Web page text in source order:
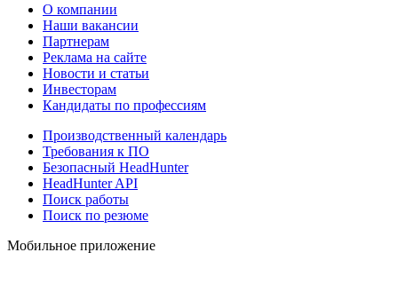
О компании
Наши вакансии
Партнерам
Реклама на сайте
Новости и статьи
Инвесторам
Кандидаты по профессиям
Производственный календарь
Требования к ПО
Безопасный HeadHunter
HeadHunter API
Поиск работы
Поиск по резюме
Мобильное приложение